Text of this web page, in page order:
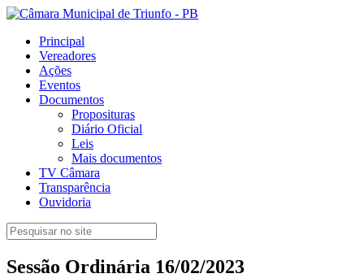
Principal
Vereadores
Ações
Eventos
Documentos
Proposituras
Diário Oficial
Leis
Mais documentos
TV Câmara
Transparência
Ouvidoria
Sessão Ordinária 16/02/2023